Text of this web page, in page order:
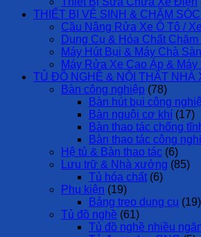
THIẾT BỊ VỆ SINH & CHĂM
Cầu Nâng Rửa Xe Ô Tô /
Dụng Cụ & Hóa Chất Chăm
Máy Hút Bụi & Máy Chà
Máy Rửa Xe Cao Áp &
TỦ ĐỒ NGHỀ & NỘI THẤT NHÀ
Bàn công nghiệp (78)
Bàn hút bụi công
Bàn nguội cơ khí (17)
Bàn thao tác chống
Bàn thao tác công
Hệ tủ & Bàn thao tác (6)
Lưu trữ & Nhà xưởng (85)
Tủ hóa chất (6)
Phụ kiện (19)
Bảng treo dụng cụ (19)
Tủ đồ nghề (61)
Tủ đồ nghề nhiều